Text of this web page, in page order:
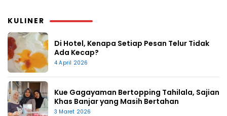
KULINER
Di Hotel, Kenapa Setiap Pesan Telur Tidak
Ada Kecap?
4 April 2026
Kue Gagayaman Bertopping Tahilala, Sajian
Khas Banjar yang Masih Bertahan
3 Maret 2026